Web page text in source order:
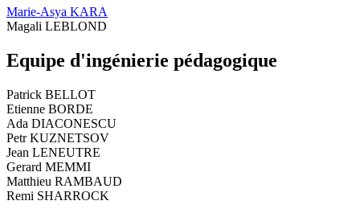
Marie-Asya KARA
Magali LEBLOND
Equipe d'ingénierie pédagogique
Patrick BELLOT
Etienne BORDE
Ada DIACONESCU
Petr KUZNETSOV
Jean LENEUTRE
Gerard MEMMI
Matthieu RAMBAUD
Remi SHARROCK